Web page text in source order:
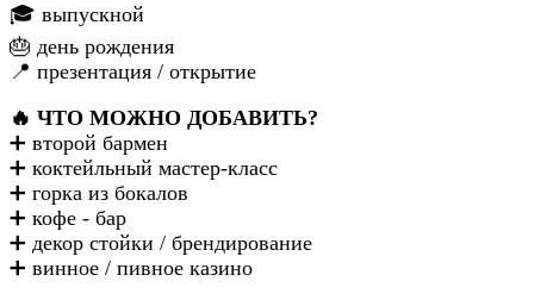
🎓 выпускной
🎂 день рождения
📍 презентация / открытие
🔥 ЧТО МОЖНО ДОБАВИТЬ?
➕ второй бармен
➕ коктейльный мастер-класс
➕ горка из бокалов
➕ кофе - бар
➕ декор стойки / брендирование
➕ винное / пивное казино